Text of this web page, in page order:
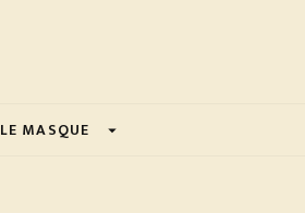
LE MASQUE arrow_drop_down